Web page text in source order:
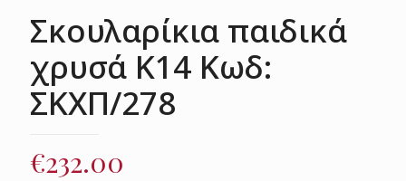
Σκουλαρίκια παιδικά
χρυσά Κ14 Κωδ:
ΣΚΧΠ/278
€232.00